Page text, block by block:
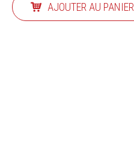
AJOUTER AU PANIER